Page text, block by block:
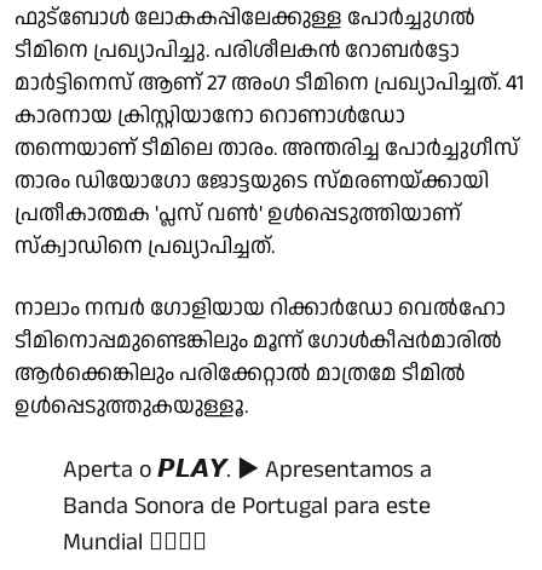
ഫുട്‌ബോള്‍ ലോകകപ്പിലേക്കുള്ള പോര്‍ച്ചുഗല്‍
ടീമിനെ പ്രഖ്യാപിച്ചു. പരിശീലകന്‍ റോബര്‍ട്ടോ
മാര്‍ട്ടിനെസ് ആണ് 27 അംഗ ടീമിനെ പ്രഖ്യാപിച്ചത്. 41
കാരനായ ക്രിസ്റ്റിയാനോ റൊണാള്‍ഡോ
തന്നെയാണ് ടീമിലെ താരം. അന്തരിച്ച പോര്‍ച്ചുഗീസ്
താരം ഡിയോഗോ ജോട്ടയുടെ സ്മരണയ്ക്കായി
പ്രതീകാത്മക 'പ്ലസ് വണ്‍' ഉള്‍പ്പെടുത്തിയാണ്
സ്‌ക്വാഡിനെ പ്രഖ്യാപിച്ചത്.
നാലാം നമ്പര്‍ ഗോളിയായ റിക്കാര്‍ഡോ വെല്‍ഹോ
ടീമിനൊപ്പമുണ്ടെങ്കിലും മൂന്ന് ഗോള്‍കീപ്പര്‍മാരില്‍
ആര്‍ക്കെങ്കിലും പരിക്കേറ്റാല്‍ മാത്രമേ ടീമില്‍
ഉള്‍പ്പെടുത്തുകയുള്ളൂ.
Aperta o 𝙋𝙇𝘼𝙔. ▶️ Apresentamos a
Banda Sonora de Portugal para este
Mundial ❤️‍🔥🇵🇹